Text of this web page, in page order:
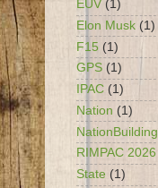
EUV (1)
Elon Musk (1)
F15 (1)
GPS (1)
IPAC (1)
Nation (1)
NationBuilding
RIMPAC 2026
State (1)